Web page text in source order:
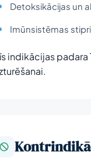
Detoksikācijas un
Imūnsistēmas
indikācijas